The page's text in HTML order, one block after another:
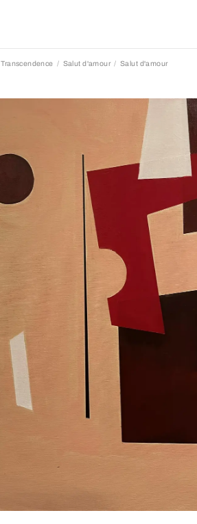
Transcendence Salut d'amour Salut d'amour